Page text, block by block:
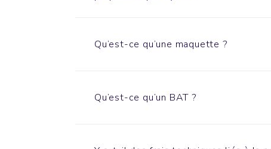
Qu’est-ce qu’une maquette ?
Qu’est-ce qu’un BAT ?